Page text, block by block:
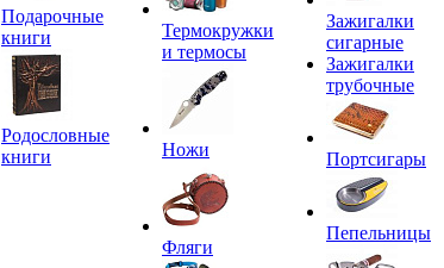
Подарочные
книги
Родословные
книги
Термокружки
и термосы
Ножи
Фляги
Зажигалки
сигарные
Зажигалки
трубочные
Портсигары
Пепельницы